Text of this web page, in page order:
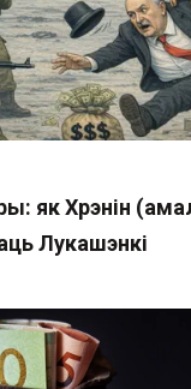
як Хрэнін
Лукашэнкі